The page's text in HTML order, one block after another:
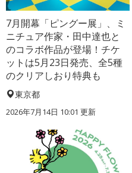
7月開幕「ピングー展」、ミ
ニチュア作家・田中達也と
のコラボ作品が登場！チケ
ットは5月23日発売、全5種
のクリアしおり特典も
東京都
2026年7月14日 10:01 更新